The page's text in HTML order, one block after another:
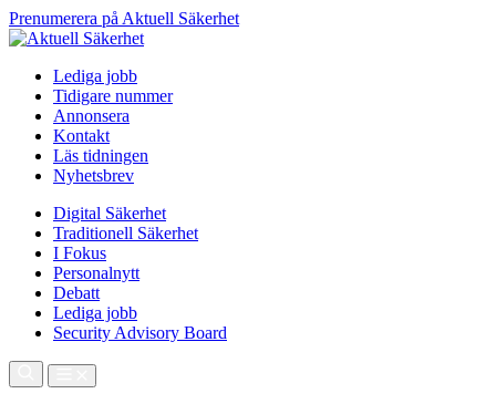
Prenumerera på Aktuell Säkerhet
Lediga jobb
Tidigare nummer
Annonsera
Kontakt
Läs tidningen
Nyhetsbrev
Digital Säkerhet
Traditionell Säkerhet
I Fokus
Personalnytt
Debatt
Lediga jobb
Security Advisory Board